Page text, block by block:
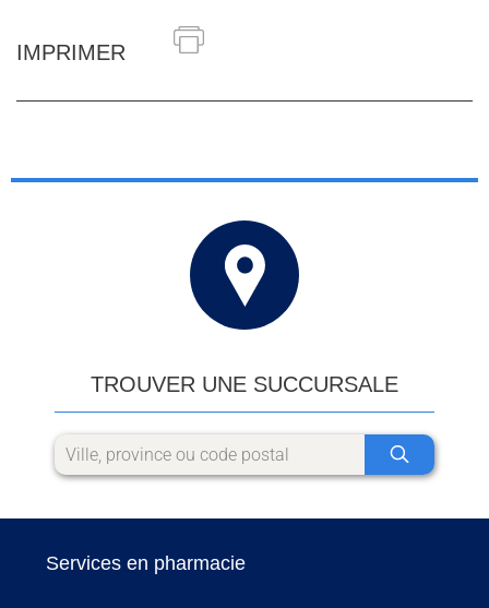
IMPRIMER
TROUVER UNE SUCCURSALE
Services en pharmacie